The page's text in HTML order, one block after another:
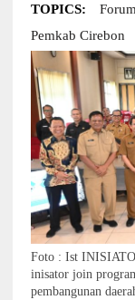
TOPICS:
Pemkab Cirebon
Foto : Ist
inisator join
pembangunan